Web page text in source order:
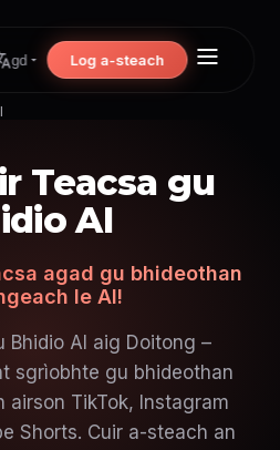
gd Log a-steach
Teacsa gu
AI
agad gu bhideothan
le AI!
Bhidio AI aig Doitong –
sgrìobhte gu bhideothan
airson TikTok, Instagram
Shorts. Cuir a-steach an